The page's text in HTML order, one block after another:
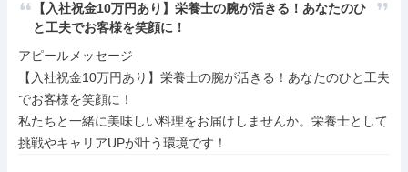
【入社祝金10万円あり】栄養士の腕が活きる！あなたのひ
と工夫でお客様を笑顔に！
アピールメッセージ
【入社祝金10万円あり】栄養士の腕が活きる！あなたのひと工夫
でお客様を笑顔に！
私たちと一緒に美味しい料理をお届けしませんか。栄養士として
挑戦やキャリアUPが叶う環境です！